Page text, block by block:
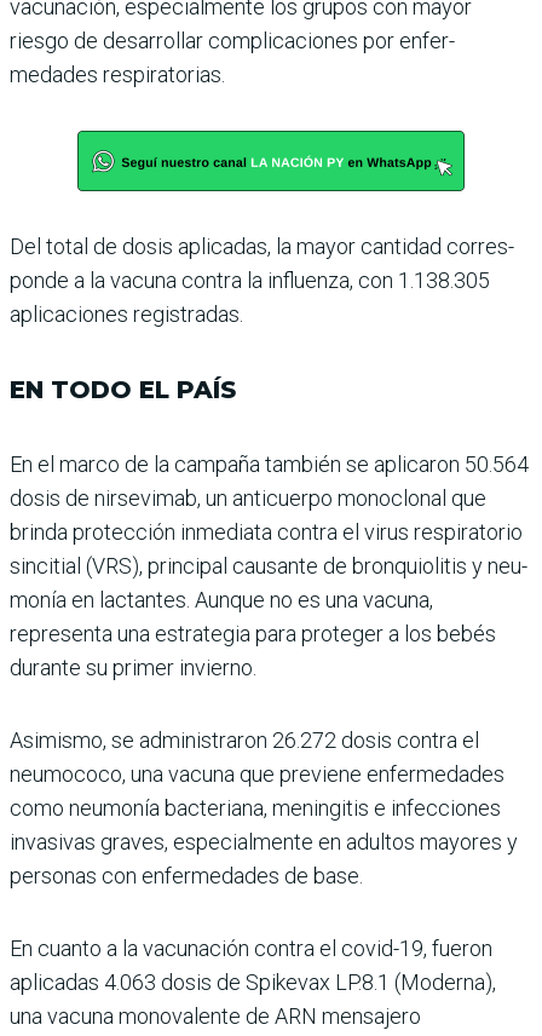
vacuna­ción, especialmente los grupos con mayor
riesgo de desarro­llar complicaciones por enfer­
medades respiratorias.
Del total de dosis aplicadas, la mayor cantidad corres­
ponde a la vacuna contra la influenza, con 1.138.305
apli­caciones registradas.
EN TODO EL PAÍS
En el marco de la campaña también se aplicaron 50.564
dosis de nirsevimab, un anticuerpo monoclonal que
brinda protección inmediata contra el virus respiratorio
sincitial (VRS), principal cau­sante de bronquiolitis y neu­
monía en lactantes. Aunque no es una vacuna,
representa una estrategia para proteger a los bebés
durante su primer invierno.
Asimismo, se administra­ron 26.272 dosis contra el
neumococo, una vacuna que previene enfermedades
como neumonía bacteriana, menin­gitis e infecciones
invasivas graves, especialmente en adultos mayores y
personas con enfermedades de base.
En cuanto a la vacunación contra el covid-19, fueron
aplicadas 4.063 dosis de Spikevax LP.8.1 (Moderna),
una vacuna monovalente de ARN mensajero